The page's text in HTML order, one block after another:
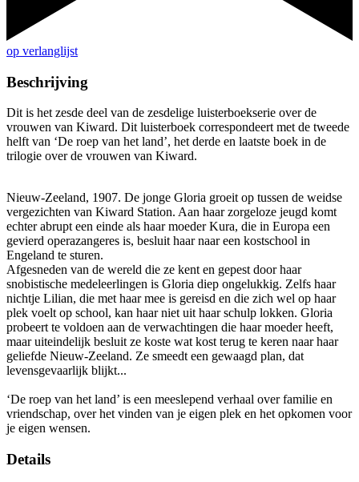
op verlanglijst
Beschrijving
Dit is het zesde deel van de zesdelige luisterboekserie over de
vrouwen van Kiward. Dit luisterboek correspondeert met de tweede
helft van ‘De roep van het land’, het derde en laatste boek in de
trilogie over de vrouwen van Kiward.
Nieuw-Zeeland, 1907. De jonge Gloria groeit op tussen de weidse
vergezichten van Kiward Station. Aan haar zorgeloze jeugd komt
echter abrupt een einde als haar moeder Kura, die in Europa een
gevierd operazangeres is, besluit haar naar een kostschool in
Engeland te sturen.
Afgesneden van de wereld die ze kent en gepest door haar
snobistische medeleerlingen is Gloria diep ongelukkig. Zelfs haar
nichtje Lilian, die met haar mee is gereisd en die zich wel op haar
plek voelt op school, kan haar niet uit haar schulp lokken. Gloria
probeert te voldoen aan de verwachtingen die haar moeder heeft,
maar uiteindelijk besluit ze koste wat kost terug te keren naar haar
geliefde Nieuw-Zeeland. Ze smeedt een gewaagd plan, dat
levensgevaarlijk blijkt...
‘De roep van het land’ is een meeslepend verhaal over familie en
vriendschap, over het vinden van je eigen plek en het opkomen voor
je eigen wensen.
Details